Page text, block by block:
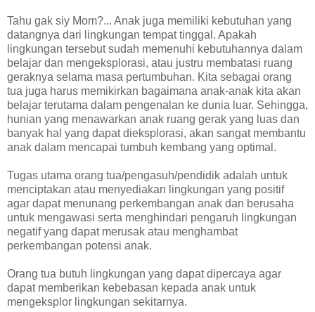
Tahu gak siy Mom?... Anak juga memiliki kebutuhan yang
datangnya dari lingkungan tempat tinggal. Apakah
lingkungan tersebut sudah memenuhi kebutuhannya dalam
belajar dan mengeksplorasi, atau justru membatasi ruang
geraknya selama masa pertumbuhan. Kita sebagai orang
tua juga harus memikirkan bagaimana anak-anak kita akan
belajar terutama dalam pengenalan ke dunia luar. Sehingga,
hunian yang menawarkan anak ruang gerak yang luas dan
banyak hal yang dapat dieksplorasi, akan sangat membantu
anak dalam mencapai tumbuh kembang yang optimal.
Tugas utama orang tua/pengasuh/pendidik adalah untuk
menciptakan atau menyediakan lingkungan yang positif
agar dapat menunang perkembangan anak dan berusaha
untuk mengawasi serta menghindari pengaruh lingkungan
negatif yang dapat merusak atau menghambat
perkembangan potensi anak.
Orang tua butuh lingkungan yang dapat dipercaya agar
dapat memberikan kebebasan kepada anak untuk
mengeksplor lingkungan sekitarnya.